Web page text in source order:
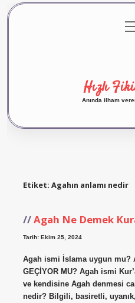
Gizlilik
aç
Hızlı
Anında ilham
Etiket: Agahın anlamı nedir
Agah Ne Demek
Tarih: Ekim 25, 2024
Agah ismi İslama uygun mu?
GEÇİYOR MU? Agah ismi
ve kendisine Agah denmesi
nedir? Bilgili, basiretli,